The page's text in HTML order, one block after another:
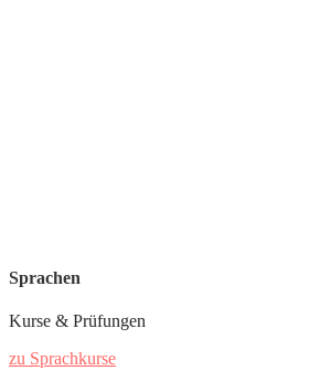
Sprachen
Kurse & Prüfungen
zu Sprachkurse